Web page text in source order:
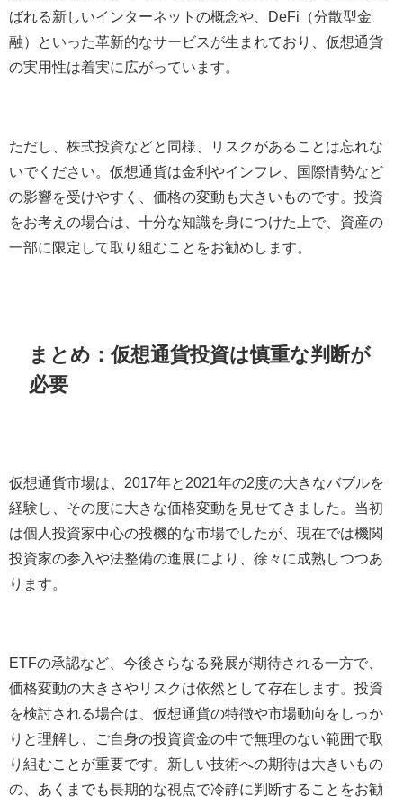
ばれる新しいインターネットの概念や、DeFi（分散型金
融）といった革新的なサービスが生まれており、仮想通貨
の実用性は着実に広がっています。
ただし、株式投資などと同様、リスクがあることは忘れな
いでください。仮想通貨は金利やインフレ、国際情勢など
の影響を受けやすく、価格の変動も大きいものです。投資
をお考えの場合は、十分な知識を身につけた上で、資産の
一部に限定して取り組むことをお勧めします。
まとめ：仮想通貨投資は慎重な判断が
必要
仮想通貨市場は、2017年と2021年の2度の大きなバブルを
経験し、その度に大きな価格変動を見せてきました。当初
は個人投資家中心の投機的な市場でしたが、現在では機関
投資家の参入や法整備の進展により、徐々に成熟しつつあ
ります。
ETFの承認など、今後さらなる発展が期待される一方で、
価格変動の大きさやリスクは依然として存在します。投資
を検討される場合は、仮想通貨の特徴や市場動向をしっか
りと理解し、ご自身の投資資金の中で無理のない範囲で取
り組むことが重要です。新しい技術への期待は大きいもの
の、あくまでも長期的な視点で冷静に判断することをお勧